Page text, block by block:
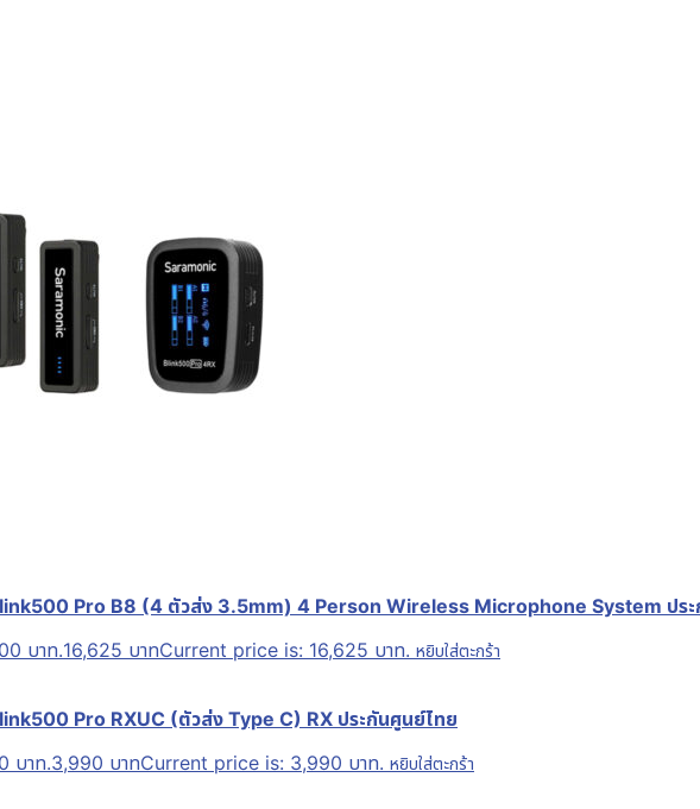
Pro B8 (4 ตัวส่ง 3.5mm) 4 Person Wireless Microphone System ประ
บาท.16,625 บาทCurrent price is: 16,625 บาท. หยิบใส่ตะกร้า
Pro RXUC (ตัวส่ง Type C) RX ประกันศูนย์ไทย
บาท.3,990 บาทCurrent price is: 3,990 บาท. หยิบใส่ตะกร้า